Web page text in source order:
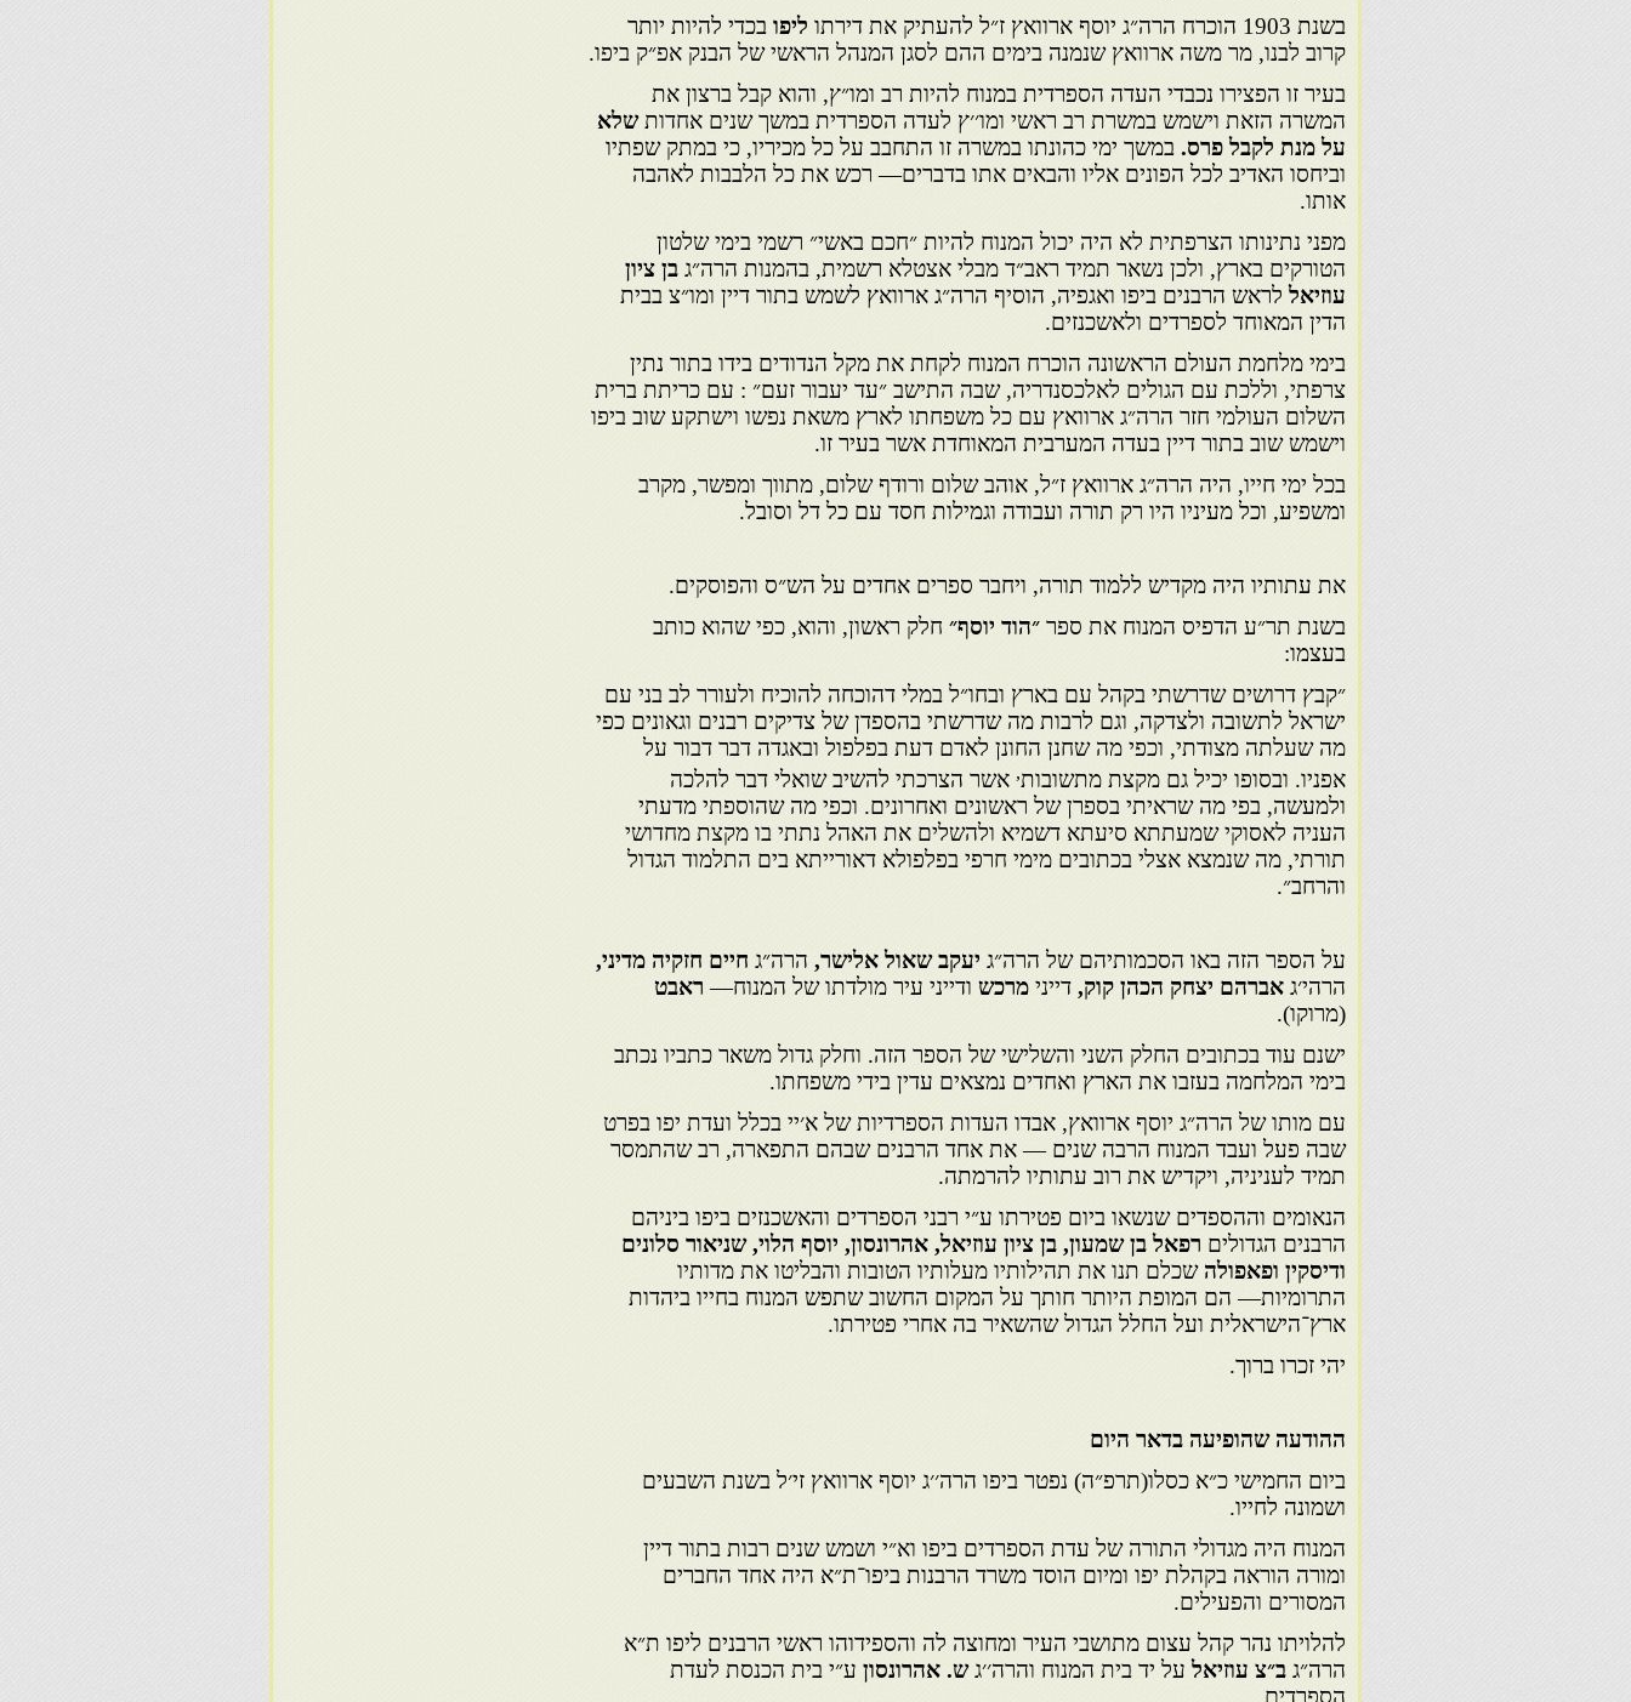
בשנת 1903 הוכרח הרה״ג יוסף ארוואץ ז״ל להעתיק את דירתו
ליפו בכדי להיות יותר
קרוב לבנו, מר משה ארוואץ שנמנה בימים ההם לסגן המנהל הראשי של הבנק אפ״ק ביפו.
בעיר זו הפצירו נכבדי העדה הספרדית במנוח להיות רב ומו״ץ, והוא קבל ברצון את
המשרה הזאת וישמש במשרת רב ראשי ומו׳׳ץ לעדה הספרדית במשך שנים אחדותשלא
על מנת לקבל פרס. במשך ימי כהונתו במשרה זו התחבב על כל מכיריו, כי במתק שפתיו
וביחסו האדיב לכל הפונים אליו והבאים אתו בדברים— רכש את כל הלבבות לאהבה
אותו.
מפני נתינותו הצרפתית לא היה יכול המנוח להיות ״חכם באשי״ רשמי בימי שלטון
הטורקים בארץ, ולכן נשאר תמיד ראב״ד מבלי אצטלא רשמית, בהמנות הרה״ג בן ציון
עוזיאל לראש הרבנים ביפו ואגפיה, הוסיף הרה״ג ארוואץ לשמש בתור דיין ומו״צ בבית
הדין המאוחד לספרדים ולאשכנזים.
בימי מלחמת העולם הראשונה הוכרח המנוח לקחת את מקל הנדודים בידו בתור נתין
צרפתי, וללכת עם הגולים לאלכסנדריה, שבה התישב ״עד יעבור זעם״ : עם כריתת ברית
השלום העולמי חזר הרה״ג ארוואץ עם כל משפחתו לארץ משאת נפשו וישתקע שוב ביפו
וישמש שוב בתור דיין בעדה המערבית המאוחדת אשר בעיר זו.
בכל ימי חייו, היה הרה״ג ארוואץ ז״ל, אוהב שלום ורודף שלום, מתווך ומפשר, מקרב
ומשפיע, וכל מעיניו היו רק תורה ועבודה וגמילות חסד עם כל דל וסובל.
את עתותיו היה מקדיש ללמוד תורה, ויחבר ספרים אחדים על הש״ס והפוסקים.
בשנת תר״ע הדפיס המנוח את ספר ״הוד יוסף״ חלק ראשון, והוא, כפי שהוא כותב
בעצמו:
״קבץ דרושים שדרשתי בקהל עם בארץ ובחו״ל במלי דהוכחה להוכיח ולעורר לב בני עם
ישראל לתשובה ולצדקה, וגם לרבות מה שדרשתי בהספדן של צדיקים רבנים וגאונים כפי
מה שעלתה מצודתי, וכפי מה שחנן החונן לאדם דעת בפלפול ובאגדה דבר דבור על
אפניו. ובסופו יכיל גם מקצת מתשובות, אשר הצרכתי להשיב שואלי דבר להלכה
ולמעשה, בפי מה שראיתי בספרן של ראשונים ואחרונים. וכפי מה שהוספתי מדעתי
העניה לאסוקי שמעתתא סיעתא דשמיא ולהשלים את האהל נתתי בו מקצת מחדושי
תורתי, מה שנמצא אצלי בכתובים מימי חרפי בפלפולא דאורייתא בים התלמוד הגדול
והרחב״.
על הספר הזה באו הסכמותיהם של הרה״ג יעקב שאול אלישר, הרה״ג חיים חזקיה מדיני,
הרהי׳ג אברהם יצחק הכהן קוק, דייני מרכש ודייני עיר מולדתו של המנוח— ראבט
(מרוקו).
ישנם עוד בכתובים החלק השני והשלישי של הספר הזה. וחלק גדול משאר כתביו נכתב
בימי המלחמה בעזבו את הארץ ואחדים נמצאים עדין בידי משפחתו.
עם מותו של הרה״ג יוסף ארוואץ, אבדו העדות הספרדיות של א׳יי בכלל ועדת יפו בפרט
שבה פעל ועבד המנוח הרבה שנים — את אחד הרבנים שבהם התפארה, רב שהתמסר
תמיד לעניניה, ויקדיש את רוב עתותיו להרמתה.
הנאומים וההספדים שנשאו ביום פטירתו ע״י רבני הספרדים והאשכנזים ביפו ביניהם
הרבנים הגדולים רפאל בן שמעון, בן ציון עוזיאל, אהרונסון, יוסף הלוי, שניאור סלונים
ודיסקין ופאפולהשכלם תנו את תהילותיו מעלותיו הטובות והבליטו את מדותיו
התרומיות— הם המופת היותר חותך על המקום החשוב שתפש המנוח בחייו ביהדות
ארץ־הישראלית ועל החלל הגדול שהשאיר בה אחרי פטירתו.
יהי זכרו ברוך.
ההודעה שהופיעה בדאר היום
ביום החמישי כ״א כסלו(תרפ״ה) נפטר ביפו הרה׳׳ג יוסף ארוואץ זי׳ל בשנת השבעים
ושמונה לחייו.
המנוח היה מגדולי התורה של עדת הספרדים ביפו וא״י ושמש שנים רבות בתור דיין
ומורה הוראה בקהלת יפו ומיום הוסד משרד הרבנות ביפו־ת״א היה אחד החברים
המסורים והפעילים.
להלויתו נהר קהל עצום מתושבי העיר ומחוצה לה והספידוהו ראשי הרבנים ליפו ת״א
הרה״ג ב״צ עוזיאל על יד בית המנוח והרה׳׳גש. אהרונסון ע״י בית הכנסת לעדת